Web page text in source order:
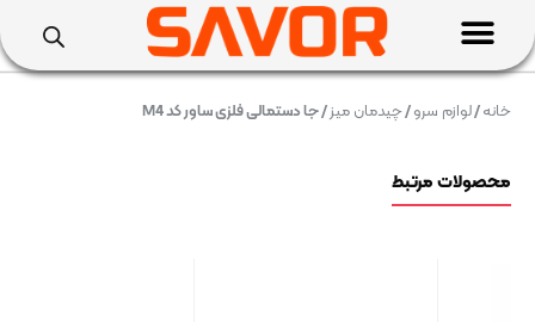
خانه/لوازم سرو/چیدمان میز/ جا دستمالی فلزی ساور کد M4
محصولات مرتبط